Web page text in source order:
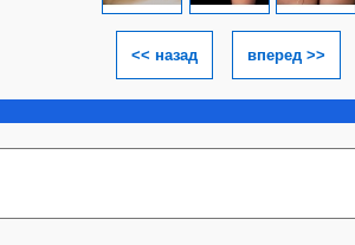
<< назад вперед >>